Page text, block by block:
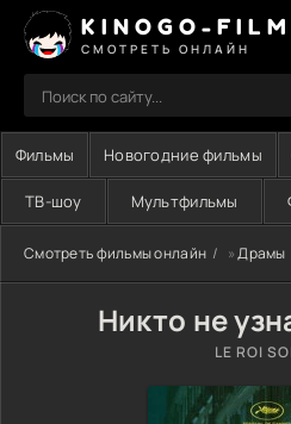
KINOGO-FILM
СМОТРЕТЬ ОНЛАЙН
Фильмы Новогодние фильмы
ТВ-шоу Мультфильмы
Смотреть фильмы онлайн »Драмы
Никто не
LE ROI